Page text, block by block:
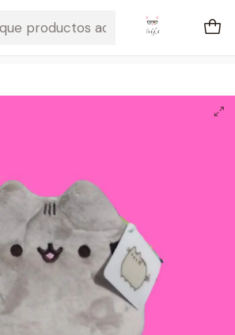
gratis en compras mayores a $2100